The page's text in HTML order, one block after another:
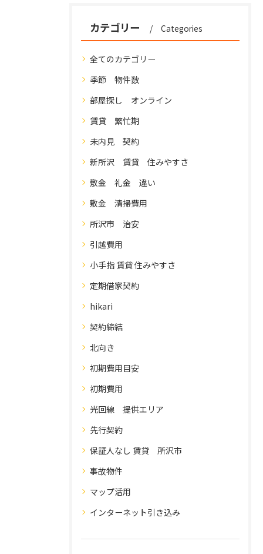
カテゴリー Categories
全てのカテゴリー
季節 物件数
部屋探し オンライン
賃貸 繁忙期
未内見 契約
新所沢 賃貸 住みやすさ
敷金 礼金 違い
敷金 清掃費用
所沢市 治安
引越費用
小手指 賃貸 住みやすさ
定期借家契約
hikari
契約締結
北向き
初期費用目安
初期費用
光回線 提供エリア
先行契約
保証人なし 賃貸 所沢市
事故物件
マップ活用
インターネット引き込み